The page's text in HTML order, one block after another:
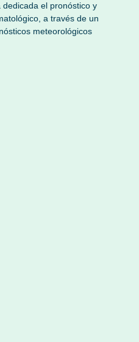
el pronóstico y
a través de un
meteorológicos